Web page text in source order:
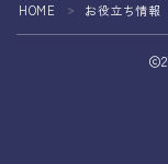
HOME ＞ お役立ち情報